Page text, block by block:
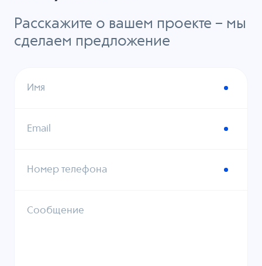
Расскажите о вашем проекте – мы
сделаем предложение
Имя
Email
Номер телефона
Сообщение